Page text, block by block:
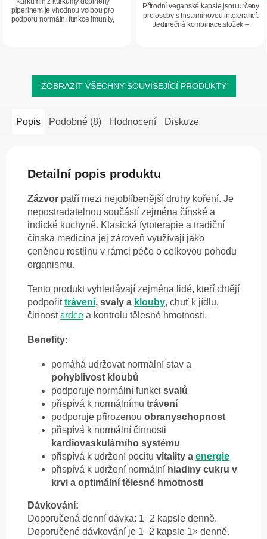
hvězdiček.
piperinem je vhodnou volbou pro
podporu normální funkce imunity,
5
hvězdiček.
Přírodní veganské kapsle jsou určeny
pro osoby s histaminovou intolerancí.
Jedinečná kombinace složek –
ZOBRAZIT VŠECHNY SOUVISEJÍCÍ PRODUKTY
Popis Podobné (8) Hodnocení Diskuze
Detailní popis produktu
Zázvor patří mezi nejoblíbenější druhy koření. Je
nepostradatelnou součástí zejména čínské a
indické kuchyně. Klasická fytoterapie a tradiční
čínská medicína jej zároveň využívají jako
ceněnou rostlinu v rámci péče o celkovou pohodu
organismu.
Tento produkt vyhledávají zejména lidé, kteří chtějí
podpořittrávení, svaly a klouby, chuť k jídlu,
činnostsrdce a kontrolu tělesné hmotnosti.
Benefity:
pomáhá udržovat normální stav a
pohyblivost kloubů
podporuje normální funkci svalů
přispívá k normálnímu trávení
podporuje přirozenou obranyschopnost
přispívá k normální činnosti
kardiovaskulárního systému
přispívá k udržení pocitu vitality a energie
přispívá k udržení normální hladiny cukru v
krvi a optimální tělesné hmotnosti
Dávkování:
Doporučená denní dávka: 1–2 kapsle denně.
Doporučené dávkování je 1–2 kapsle 1× denně.